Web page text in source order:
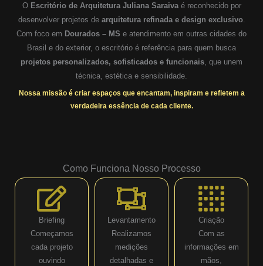
O Escritório de Arquitetura Juliana Saraivaé reconhecido por
desenvolver projetos de arquitetura refinada e design exclusivo.
Com foco em Dourados – MS e atendimento em outras cidades do
Brasil e do exterior, o escritório é referência para quem busca
projetos personalizados, sofisticados e funcionais , que unem
técnica, estética e sensibilidade.
Nossa missão é criar espaços que encantam, inspiram e refletem a
verdadeira essência de cada cliente.
Como Funciona Nosso Processo
Briefing
Começamos
cada projeto
ouvindo
Levantamento
Realizamos
medições
detalhadas e
Criação
Com as
informações em
mãos,